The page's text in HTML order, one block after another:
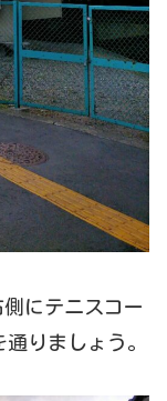
にテニスコー
りましょう。